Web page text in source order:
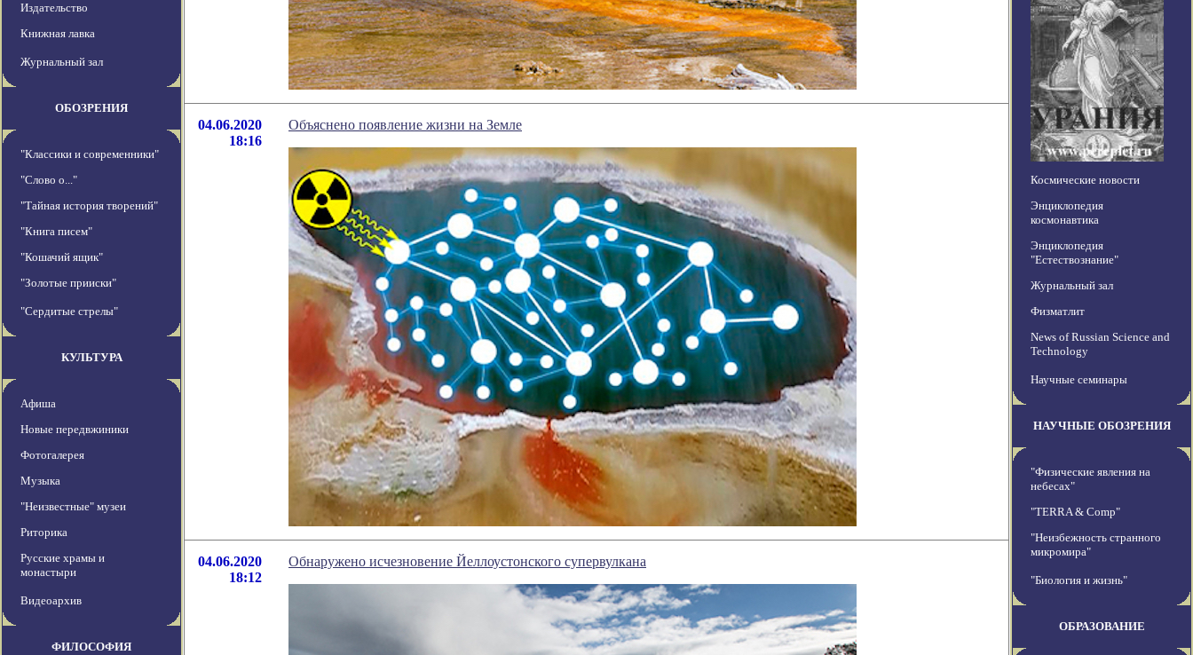
Издательство
Книжная лавка
Журнальный зал
ОБОЗРЕНИЯ
"Классики и современники"
"Слово о..."
"Тайная история творений"
"Книга писем"
"Кошачий ящик"
"Золотые прииски"
"Сердитые стрелы"
КУЛЬТУРА
Афиша
Новые передвжиники
Фотогалерея
Музыка
"Неизвестные" музеи
Риторика
Русские храмы и
монастыри
Видеоархив
ФИЛОСОФИЯ
04.06.2020
18:16
Объяснено появление жизни на Земле
04.06.2020
18:12
Обнаружено исчезновение Йеллоустонского супервулкана
Космические новости
Энциклопедия
космонавтика
Энциклопедия
"Естествознание"
Журнальный зал
Физматлит
News of Russian Science and
Technology
Научные семинары
НАУЧНЫЕ ОБОЗРЕНИЯ
"Физические явления на
небесах"
"TERRA & Comp"
"Неизбежность странного
микромира"
"Биология и жизнь"
ОБРАЗОВАНИЕ